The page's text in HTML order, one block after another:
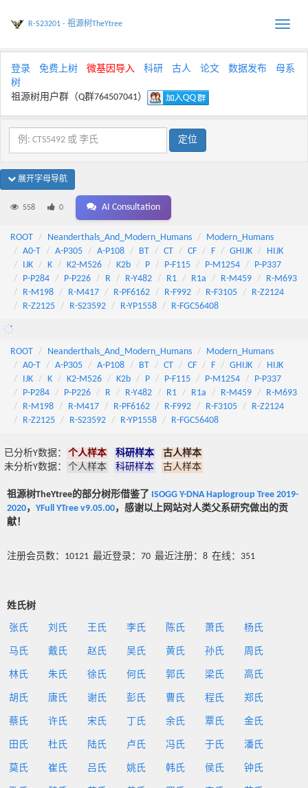
Toggle
R-S23201 - 祖源树TheYtree
登录 免费上树 微基因导入 科研 古人 论文 数据发布
母系
树
祖源树用户群（Q群764507041）
展开字母导航
558 0 AI Consultation
ROOT Neanderthals_And_Modern_Humans
Modern_Humans
A0-T
A-P305 A-P108 BT CT CF F GHIJK
HIJK
IJK
K K2-M526 K2b P P-F115 P-M1254
P-P337
P-P284
P-P226 R R-Y482 R1 R1a R-M459
R-M693
R-M198
R-M417 R-PF6162 R-F992 R-F3105
R-Z2124
R-Z2125
R-S23592 R-YP1558 R-FGC56408
ROOT Neanderthals_And_Modern_Humans
Modern_Humans
A0-T
A-P305 A-P108 BT CT CF F GHIJK
HIJK
IJK
K K2-M526 K2b P P-F115 P-M1254
P-P337
P-P284
P-P226 R R-Y482 R1 R1a R-M459
R-M693
R-M198
R-M417 R-PF6162 R-F992 R-F3105
R-Z2124
R-Z2125
R-S23592 R-YP1558 R-FGC56408
已分析Y数据： 个人样本 科研样本
古人样本
未分析Y数据：
个人样本 科研样本 古人样本
祖源树TheYtree的部分树形借鉴了 ISOGG Y-DNA Haplogroup Tree 2019-
2020， YFull YTree v9.05.00，感谢以上网站对人类父系研究做出的贡
献！
注册会员数：10121 最近登录：70 最近注册：8 在线：351
姓氏树
张氏 刘氏 王氏 李氏 陈氏 萧氏 杨氏
马氏 戴氏 赵氏 吴氏 黄氏 孙氏 周氏
林氏 朱氏 徐氏 何氏 郭氏 梁氏 高氏
胡氏 唐氏 谢氏 彭氏 曹氏 程氏 郑氏
蔡氏 许氏 宋氏 丁氏 余氏 覃氏 金氏
田氏 杜氏 陆氏 卢氏 冯氏 于氏 潘氏
莫氏 崔氏 吕氏 姚氏 韩氏 侯氏 钟氏